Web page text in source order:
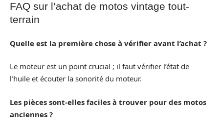
FAQ sur l’achat de motos vintage tout-
terrain
Quelle est la première chose à vérifier avant l’achat ?
Le moteur est un point crucial ; il faut vérifier l’état de
l’huile et écouter la sonorité du moteur.
Les pièces sont-elles faciles à trouver pour des motos
anciennes ?